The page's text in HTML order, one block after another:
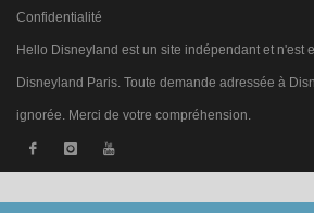
Confidentialité
Hello Disneyland est un site indépendant et n'est
Disneyland Paris. Toute demande adressée à
ignorée. Merci de votre compréhension.